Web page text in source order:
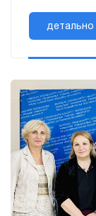
детально